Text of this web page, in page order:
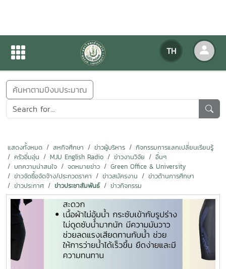
TH
ข่าวสารกิจกรรม
ค้นหาตามปีงบประมาณ
แสดงทั้งหมด สหกิจศึกษา ข่าวผู้บริหาร
กิจกรรมการแลกเปลี่ยนเรียนรู้
ครัวอิ่มอุ่น
MJU English Radio ข่าวงานวิจัย
อื่นๆ
บทความน่าสนใจ
จดหมายข่าว
Green Office & University
ข่าวจัดซื้อจัดจ้าง/ประกวดราคา
ข่าวสมัครงาน
ข่าวด้านการศึกษา
ข่าวประกาศ
ข่าวประชาสัมพันธ์ ข่าวกิจกรรม